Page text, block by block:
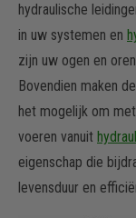
hydraulische
in uw systemen en
zijn uw ogen en
Bovendien maken
het mogelijk om
voeren vanuit
eigenschap die
levensduur en